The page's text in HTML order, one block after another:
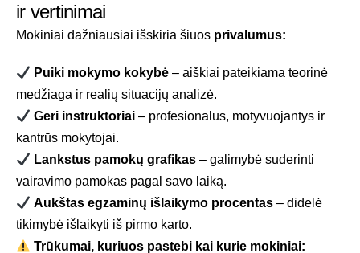
ir vertinimai
Mokiniai dažniausiai išskiria šiuos privalumus:
Puiki mokymo kokybė – aiškiai pateikiama teorinė
medžiaga ir realių situacijų analizė.
Geri instruktoriai – profesionalūs, motyvuojantys ir
kantrūs mokytojai.
Lankstus pamokų grafikas – galimybė suderinti
vairavimo pamokas pagal savo laiką.
Aukštas egzaminų išlaikymo procentas – didelė
tikimybė išlaikyti iš pirmo karto.
Trūkumai, kuriuos pastebi kai kurie mokiniai: